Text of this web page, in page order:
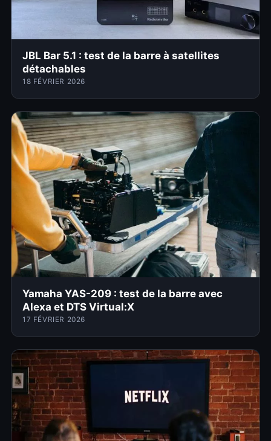
JBL Bar 5.1 : test de la barre à satellites
détachables
18 FÉVRIER 2026
Yamaha YAS-209 : test de la barre avec
Alexa et DTS Virtual:X
17 FÉVRIER 2026